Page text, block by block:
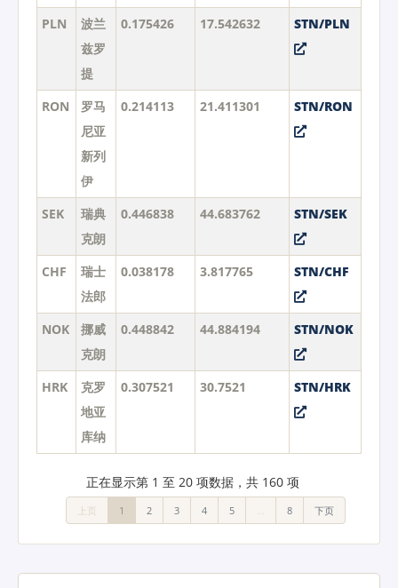
PLN
波兰
兹罗
提
0.175426 17.542632 STN/PLN
RON
罗马
尼亚
新列
伊
0.214113 21.411301 STN/RON
SEK
瑞典
克朗
0.446838 44.683762 STN/SEK
CHF
瑞士
法郎
0.038178 3.817765 STN/CHF
NOK
挪威
克朗
0.448842 44.884194 STN/NOK
HRK
克罗
地亚
库纳
0.307521 30.7521 STN/HRK
正在显示第 1 至 20 项数据，共 160 项
上页 1 2 3 4 5 8 下页